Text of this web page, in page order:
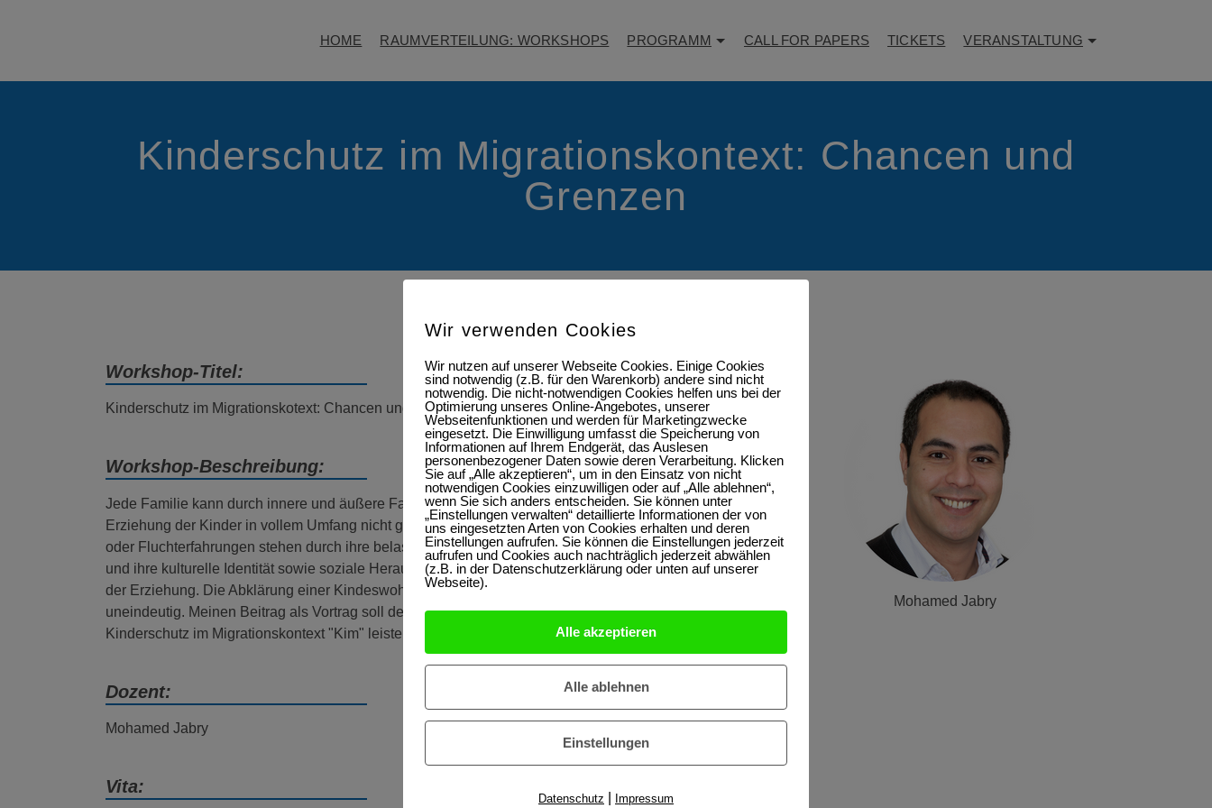
HOME RAUMVERTEILUNG: WORKSHOPS PROGRAMM CALL FOR PAPERS TICKETS VERANSTALTUNG
Kinderschutz im Migrationskontext: Chancen und
Grenzen
Workshop-Titel:
Kinderschutz im Migrationskotext: Chancen und Grenzen
Workshop-Beschreibung:
Jede Familie kann durch innere und äußere Faktoren Schwierigkeiten haben, wodurch eine
Erziehung der Kinder in vollem Umfang nicht gewährleistet werden kann. Familien mit Migrations-
oder Fluchterfahrungen stehen durch ihre belastendenden Migrationsbedingungen, Sprachbarrieren
und ihre kulturelle Identität sowie soziale Herausforderungen oft zusätzlich vor enormen Hürden bei
der Erziehung. Die Abklärung einer Kindeswohlgefährdung im Migrationskontext endet oft
uneindeutig. Meinen Beitrag als Vortrag soll den Fachkräften mehr Sicherheit in Bezug auf den
Kinderschutz im Migrationskontext "Kim" leisten.
Dozent:
Mohamed Jabry
Vita:
Mohamed Jabry
Wir verwenden Cookies
Wir nutzen auf unserer Webseite Cookies. Einige Cookies
sind notwendig (z.B. für den Warenkorb) andere sind nicht
notwendig. Die nicht-notwendigen Cookies helfen uns bei der
Optimierung unseres Online-Angebotes, unserer
Webseitenfunktionen und werden für Marketingzwecke
eingesetzt. Die Einwilligung umfasst die Speicherung von
Informationen auf Ihrem Endgerät, das Auslesen
personenbezogener Daten sowie deren Verarbeitung. Klicken
Sie auf „Alle akzeptieren“, um in den Einsatz von nicht
notwendigen Cookies einzuwilligen oder auf „Alle ablehnen“,
wenn Sie sich anders entscheiden. Sie können unter
„Einstellungen verwalten“ detaillierte Informationen der von
uns eingesetzten Arten von Cookies erhalten und deren
Einstellungen aufrufen. Sie können die Einstellungen jederzeit
aufrufen und Cookies auch nachträglich jederzeit abwählen
(z.B. in der Datenschutzerklärung oder unten auf unserer
Webseite).
Alle akzeptieren
Alle ablehnen
Einstellungen
Datenschutz Impressum